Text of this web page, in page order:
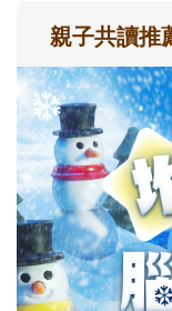
親子共讀推
最新活動